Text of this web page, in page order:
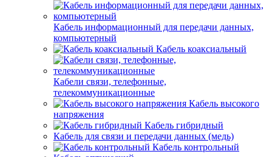
Кабель информационный для передачи данных,
компьютерный
Кабель коаксиальный
Кабели связи, телефонные,
телекоммуникационные
Кабель высокого
напряжения
Кабель гибридный
Кабель для связи и передачи данных (медь)
Кабель контрольный